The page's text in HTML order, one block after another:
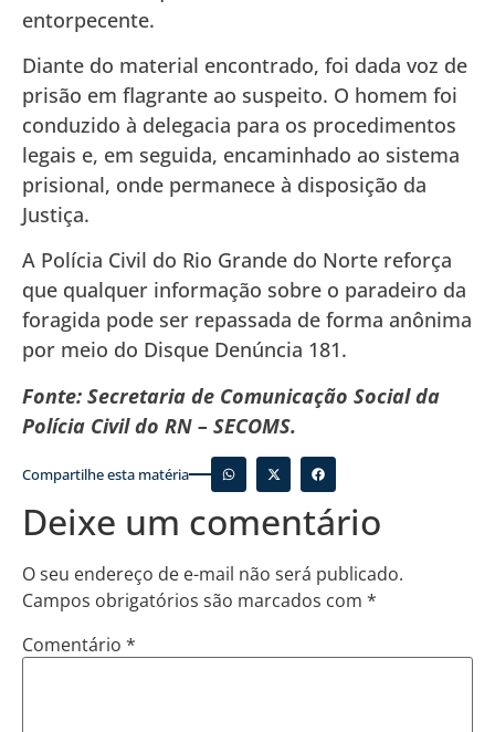
entorpecente.
Diante do material encontrado, foi dada voz de
prisão em flagrante ao suspeito. O homem foi
conduzido à delegacia para os procedimentos
legais e, em seguida, encaminhado ao sistema
prisional, onde permanece à disposição da
Justiça.
A Polícia Civil do Rio Grande do Norte reforça
que qualquer informação sobre o paradeiro da
foragida pode ser repassada de forma anônima
por meio do Disque Denúncia 181.
Fonte: Secretaria de Comunicação Social da
Polícia Civil do RN – SECOMS.
Compartilhe esta matéria
Deixe um comentário
O seu endereço de e-mail não será publicado.
Campos obrigatórios são marcados com *
Comentário *